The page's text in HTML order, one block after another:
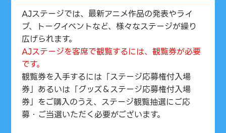
AJステージでは、最新アニメ作品の発表やライ
ブ、トークイベントなど、様々なステージが繰り
広げられます。
AJステージを客席で観覧するには、観覧券が必要
です。
観覧券を入手するには「ステージ応募権付入場
券」あるいは「グッズ＆ステージ応募権付入場
券」をご購入のうえ、ステージ観覧抽選にご応
募・ご当選いただく必要がございます。